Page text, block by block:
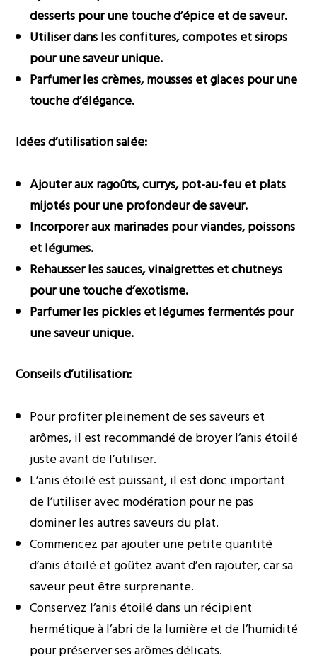
desserts pour une touche d’épice et de saveur.
Utiliser dans les confitures, compotes et sirops
pour une saveur unique.
Parfumer les crèmes, mousses et glaces pour une
touche d’élégance.
Idées d’utilisation salée:
Ajouter aux ragoûts, currys, pot-au-feu et plats
mijotés pour une profondeur de saveur.
Incorporer aux marinades pour viandes, poissons
et légumes.
Rehausser les sauces, vinaigrettes et chutneys
pour une touche d’exotisme.
Parfumer les pickles et légumes fermentés pour
une saveur unique.
Conseils d’utilisation:
Pour profiter pleinement de ses saveurs et
arômes, il est recommandé de broyer l’anis étoilé
juste avant de l’utiliser.
L’anis étoilé est puissant, il est donc important
de l’utiliser avec modération pour ne pas
dominer les autres saveurs du plat.
Commencez par ajouter une petite quantité
d’anis étoilé et goûtez avant d’en rajouter, car sa
saveur peut être surprenante.
Conservez l’anis étoilé dans un récipient
hermétique à l’abri de la lumière et de l’humidité
pour préserver ses arômes délicats.